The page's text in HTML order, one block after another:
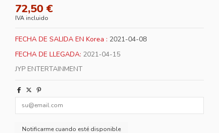
72,50 €
IVA incluido
FECHA DE SALIDA EN Korea : 2021-04-08
FECHA DE LLEGADA: 2021-04-15
JYP ENTERTAINMENT